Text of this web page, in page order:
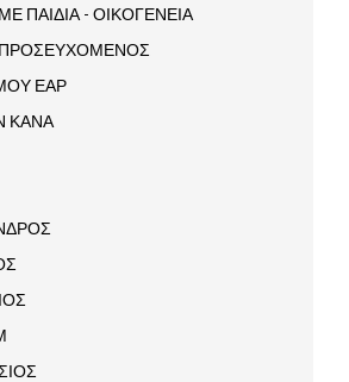
ΠΑΙΔΙΑ - ΟΙΚΟΓΕΝΕΙΑ
ΠΡΟΣΕΥΧΟΜΕΝΟΣ
ΕΑΡ
ΚΑΝΑ